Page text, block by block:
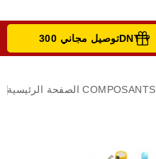
توصيل مجاني 300DNT +
الصفحة الرئيسية COMPOSANTS